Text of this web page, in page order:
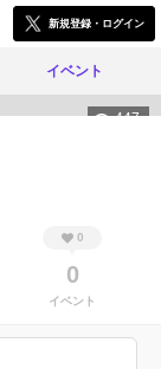
新規登録・ログイン
イベント
447
0
0
イベント